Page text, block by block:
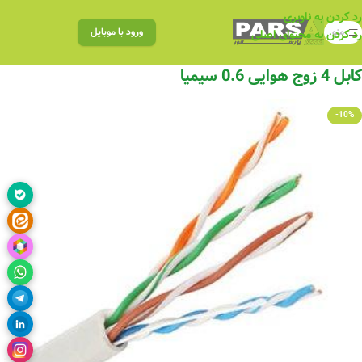
رد کردن به ناوبری
رد کردن به محتوای اصلی
منو ورود با موبایل
کابل 4 زوج هوایی 0.6 سیمیا
-10%